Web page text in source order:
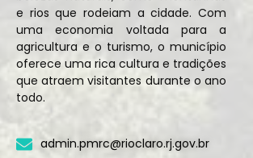
e rios que rodeiam a cidade. Com
uma economia voltada para a
agricultura e o turismo, o município
oferece uma rica cultura e tradições
que atraem visitantes durante o ano
todo.
admin.pmrc@rioclaro.rj.gov.br